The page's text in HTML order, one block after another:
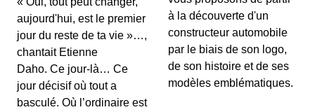
00:03:15 - IL Y A 6 ANS
Au menu de ce vendredi&nbsp;: l’essai du
Renault Captur hybride rechargeable, la Suzuki...
S12E130: L'actu auto du 02 juillet 2020
00:03:25 - IL Y A 6 ANS
Le Grenadier, c’est un peu le successeur du
aujourd'hui, est le premier
jour du reste de ta vie »…,
chantait Etienne
Daho. Ce jour-là… Ce
jour décisif où tout a
basculé. Où l’ordinaire est
à la découverte d'un
constructeur automobile
par le biais de son logo,
de son histoire et de ses
modèles emblématiques.